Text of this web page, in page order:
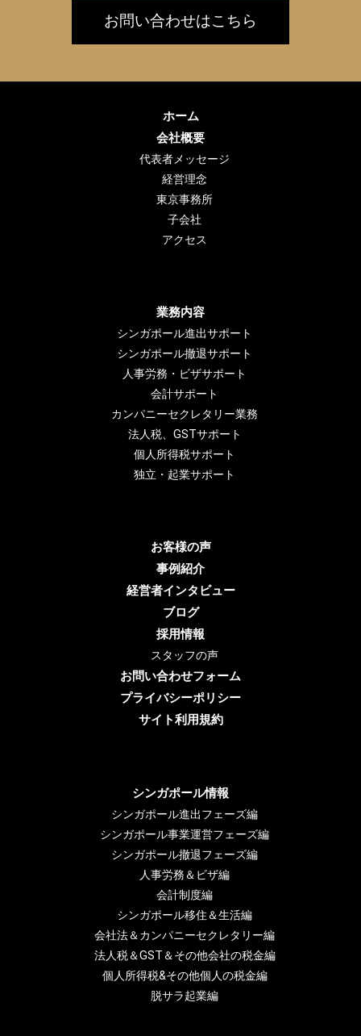
お問い合わせはこちら
ホーム
会社概要
代表者メッセージ
経営理念
東京事務所
子会社
アクセス
業務内容
シンガポール進出サポート
シンガポール撤退サポート
人事労務・ビザサポート
会計サポート
カンパニーセクレタリー業務
法人税、GSTサポート
個人所得税サポート
独立・起業サポート
お客様の声
事例紹介
経営者インタビュー
ブログ
採用情報
スタッフの声
お問い合わせフォーム
プライバシーポリシー
サイト利用規約
シンガポール情報
シンガポール進出フェーズ編
シンガポール事業運営フェーズ編
シンガポール撤退フェーズ編
人事労務＆ビザ編
会計制度編
シンガポール移住＆生活編
会社法＆カンパニーセクレタリー編
法人税＆GST＆その他会社の税金編
個人所得税&その他個人の税金編
脱サラ起業編